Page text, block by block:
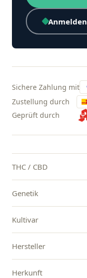
Anmelden
Sichere Zahlung mit
Zustellung durch
Geprüft durch
THC / CBD
Genetik
Kultivar
Hersteller
Herkunft